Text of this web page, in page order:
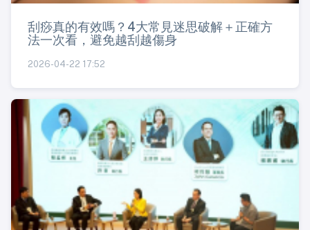
刮痧真的有效嗎？4大常見迷思破解＋正確方
法一次看，避免越刮越傷身
2026-04-22 17:52